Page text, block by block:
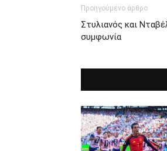
Προηγούμενο άρθρο
Στυλιανός και
συμφωνία